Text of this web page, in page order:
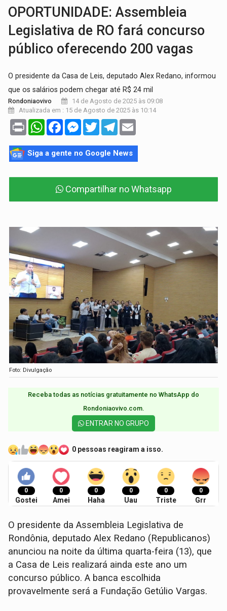
OPORTUNIDADE: Assembleia
Legislativa de RO fará concurso
público oferecendo 200 vagas
O presidente da Casa de Leis, deputado Alex Redano, informou
que os salários podem chegar até R$ 24 mil
Rondoniaovivo
14 de Agosto de 2025 às 09:08
Atualizada em : 15 de Agosto de 2025 às 10:14
Print WhatsAppFacebookMessenger
TwitterTelegram
Siga a gente no Google News
Compartilhar no Whatsapp
Foto: Divulgação
Receba todas as notícias gratuitamente no WhatsApp do
Rondoniaovivo.com.​
ENTRAR NO GRUPO
0 pessoas reagiram a isso.
0
Gostei
0
Amei
0
Haha
0
Uau
0
Triste
0
Grr
O presidente da Assembleia Legislativa de
Rondônia, deputado Alex Redano (Republicanos)
anunciou na noite da última quarta-feira (13), que
a Casa de Leis realizará ainda este ano um
concurso público. A banca escolhida
provavelmente será a Fundação Getúlio Vargas.